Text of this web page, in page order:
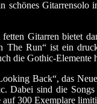
schönes
Gitarren bietet
Run“ ist ein
die Gothic-
Back“, das
sind die Songs
300 Exemplare